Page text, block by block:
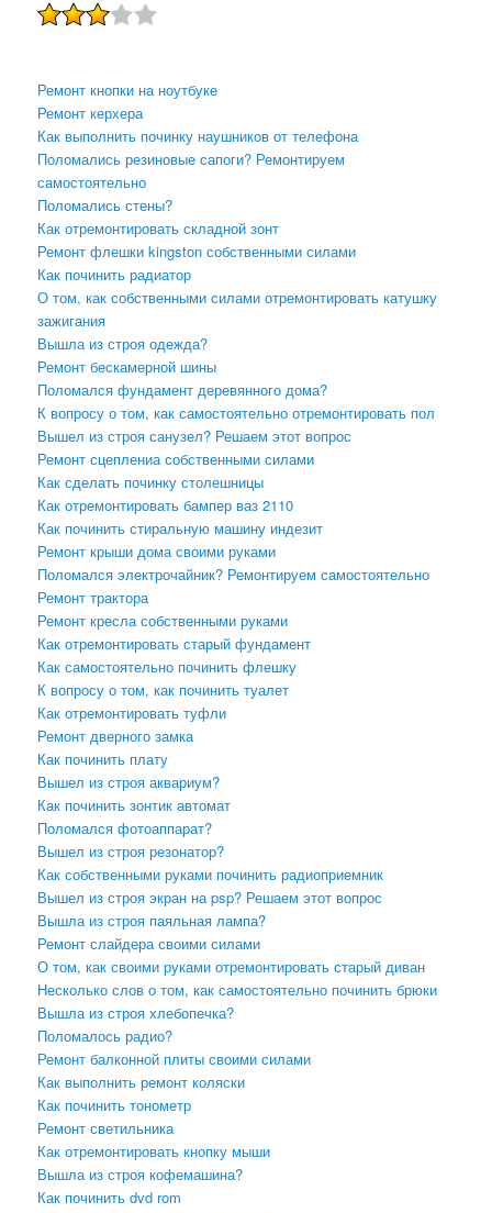
Ремонт кнопки на ноутбуке
Ремонт керхера
Как выполнить починку наушников от телефона
Поломались резиновые сапоги? Ремонтируем
самостоятельно
Поломались стены?
Как отремонтировать складной зонт
Ремонт флешки kingston собственными силами
Как починить радиатор
О том, как собственными силами отремонтировать катушку
зажигания
Вышла из строя одежда?
Ремонт бескамерной шины
Поломался фундамент деревянного дома?
К вопросу о том, как самостоятельно отремонтировать пол
Вышел из строя санузел? Решаем этот вопрос
Ремонт сцеплениа собственными силами
Как сделать починку столешницы
Как отремонтировать бампер ваз 2110
Как починить стиральную машину индезит
Ремонт крыши дома своими руками
Поломался электрочайник? Ремонтируем самостоятельно
Ремонт трактора
Ремонт кресла собственными руками
Как отремонтировать старый фундамент
Как самостоятельно починить флешку
К вопросу о том, как починить туалет
Как отремонтировать туфли
Ремонт дверного замка
Как починить плату
Вышел из строя аквариум?
Как починить зонтик автомат
Поломался фотоаппарат?
Вышел из строя резонатор?
Как собственными руками починить радиоприемник
Вышел из строя экран на psp? Решаем этот вопрос
Вышла из строя паяльная лампа?
Ремонт слайдера своими силами
О том, как своими руками отремонтировать старый диван
Несколько слов о том, как самостоятельно починить брюки
Вышла из строя хлебопечка?
Поломалось радио?
Ремонт балконной плиты своими силами
Как выполнить ремонт коляски
Как починить тонометр
Ремонт светильника
Как отремонтировать кнопку мыши
Вышла из строя кофемашина?
Как починить dvd rom